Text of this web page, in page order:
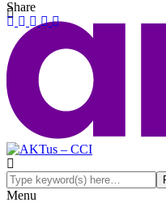
Menu
Share